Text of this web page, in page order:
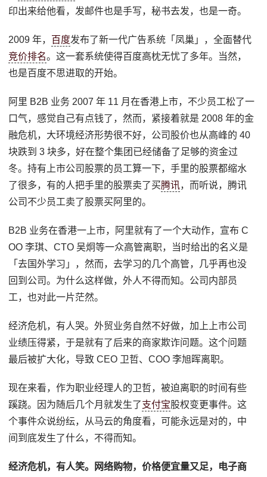
印出来给他看，发邮件也是手写，秘书去发，也是一奇。
2009 年， 百度发布了新一代广告系统「凤巢」，全面替代
竞价排名。这一套系统使得百度高枕无忧了多年。当然，
也是百度不思进取的开始。
阿里 B2B 业务 2007 年 11 月在香港上市，不少员工松了一
口气，感觉自己有点钱了，然而，紧接着就是 2008 年的金
融危机，大环境经济形势很不好，公司股价也从高峰的 40
块跌到 3 块多，好在整个集团已经储备了足够的资金过
冬。持有上市公司股票的员工算一下，手里的股票都缩水
了很多，有的人把手里的股票卖了买腾讯，而听说，腾讯
公司不少员工卖了股票买阿里的。
B2B 业务在香港一上市，阿里就有了一个大动作，宣布 C
OO 李琪、CTO 吴炯等一众高管离职，当时给出的名义是
「去国外学习」，然而，去学习的几个高管，几乎再也没
回到公司。为什么这样做，外人不得而知。公司内部员
工，也对此一片茫然。
经济危机，有人哭。外贸业务自然不好做，加上上市公司
业绩压得紧，于是就有了后来的商家欺诈问题。这个问题
最后被扩大化，导致 CEO 卫哲、COO 李旭晖离职。
现在来看，作为职业经理人的卫哲，被迫离职的时间有些
蹊跷。因为随后几个月就发生了支付宝股权变更事件。这
个事件众说纷纭，从马云的角度看，可能永远是对的，中
间到底发生了什么，不得而知。
经济危机，有人笑。网络购物，价格便宜量又足，电子商